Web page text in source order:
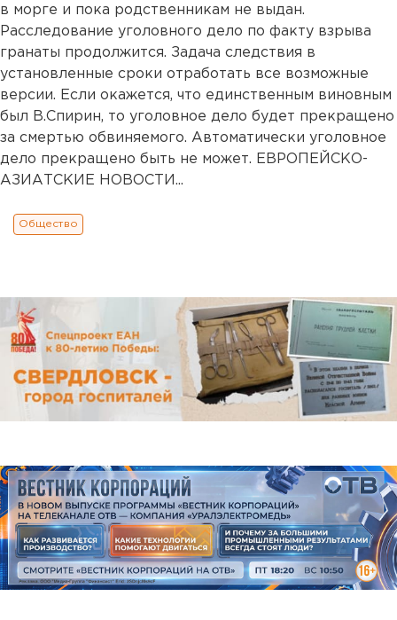
в морге и пока родственникам не выдан.
Расследование уголовного дело по факту взрыва
гранаты продолжится. Задача следствия в
установленные сроки отработать все возможные
версии. Если окажется, что единственным виновным
был В.Спирин, то уголовное дело будет прекращено
за смертью обвиняемого. Автоматически уголовное
дело прекращено быть не может. ЕВРОПЕЙСКО-
АЗИАТСКИЕ НОВОСТИ...
Общество